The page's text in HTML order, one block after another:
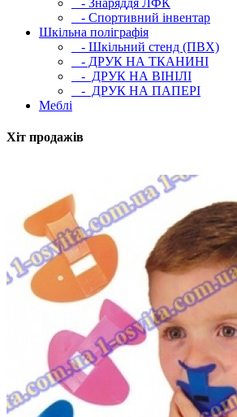
- Знаряддя ЛФК
- Спортивний інвентар
Шкільна поліграфія
- Шкільний стенд (ПВХ)
- ДРУК НА ТКАНИНІ
- ДРУК НА ВІНІЛІ
- ДРУК НА ПАПЕРІ
Меблі
Хіт продажів